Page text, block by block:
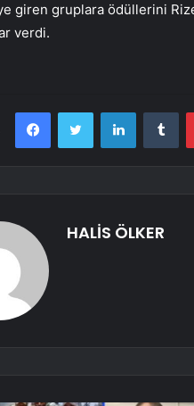
giren gruplara ödüllerini
verdi.
FacebookTwitter LinkedIn
HALİS ÖLKER